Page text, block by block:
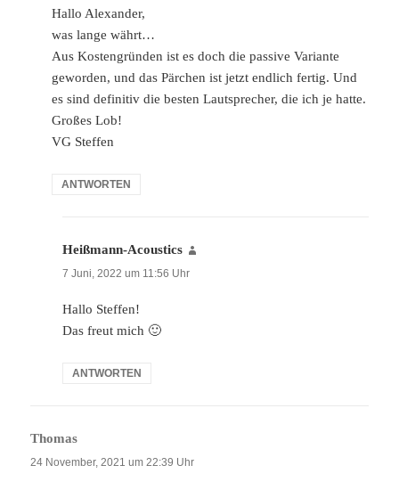
Hallo Alexander,
was lange währt…
Aus Kostengründen ist es doch die passive Variante
geworden, und das Pärchen ist jetzt endlich fertig. Und
es sind definitiv die besten Lautsprecher, die ich je hatte.
Großes Lob!
VG Steffen
ANTWORTEN
Heißmann-Acoustics
7 Juni, 2022 um 11:56 Uhr
Hallo Steffen!
Das freut mich 🙂
ANTWORTEN
Thomas
24 November, 2021 um 22:39 Uhr